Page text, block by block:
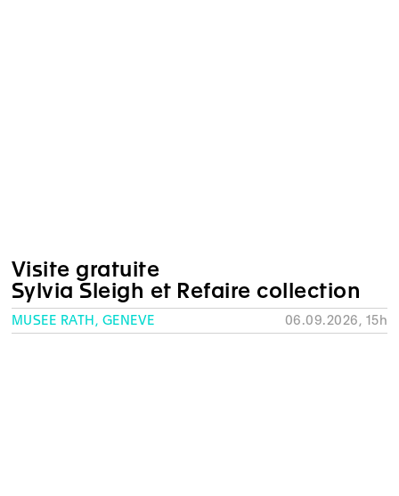
Visite gratuite
Sylvia Sleigh et Refaire collection
MUSÉE RATH, GENÈVE 06.09.2026, 15h